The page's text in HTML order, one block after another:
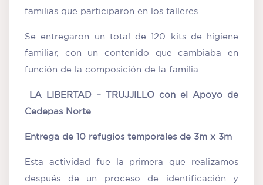
familias que participaron en los talleres.
Se entregaron un total de 120 kits de higiene
familiar, con un contenido que cambiaba en
función de la composición de la familia:
LA LIBERTAD – TRUJJILLO con el Apoyo de
Cedepas Norte
Entrega de 10 refugios temporales de 3m x 3m
Esta actividad fue la primera que realizamos
después de un proceso de identificación y